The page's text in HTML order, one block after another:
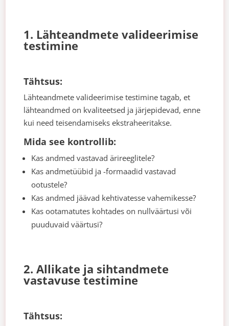
1. Lähteandmete valideerimise
testimine
Tähtsus:
Lähteandmete valideerimise testimine tagab, et
lähteandmed on kvaliteetsed ja järjepidevad, enne
kui need teisendamiseks ekstraheeritakse.
Mida see kontrollib:
Kas andmed vastavad ärireeglitele?
Kas andmetüübid ja -formaadid vastavad
ootustele?
Kas andmed jäävad kehtivatesse vahemikesse?
Kas ootamatutes kohtades on nullväärtusi või
puuduvaid väärtusi?
2. Allikate ja sihtandmete
vastavuse testimine
Tähtsus: